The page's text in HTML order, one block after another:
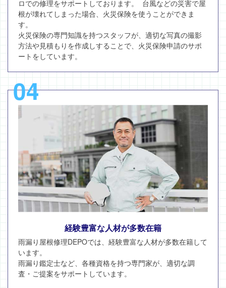
ロでの修理をサポートしております。 台風などの災害で屋
根が壊れてしまった場合、火災保険を使うことができま
す。
火災保険の専門知識を持つスタッフが、適切な写真の撮影
方法や見積もりを作成しすることで、火災保険申請のサポ
ートをしています。
04
経験豊富な人材が多数在籍
雨漏り屋根修理DEPOでは、経験豊富な人材が多数在籍して
います。
雨漏り鑑定士など、各種資格を持つ専門家が、適切な調
査・ご提案をサポートしています。